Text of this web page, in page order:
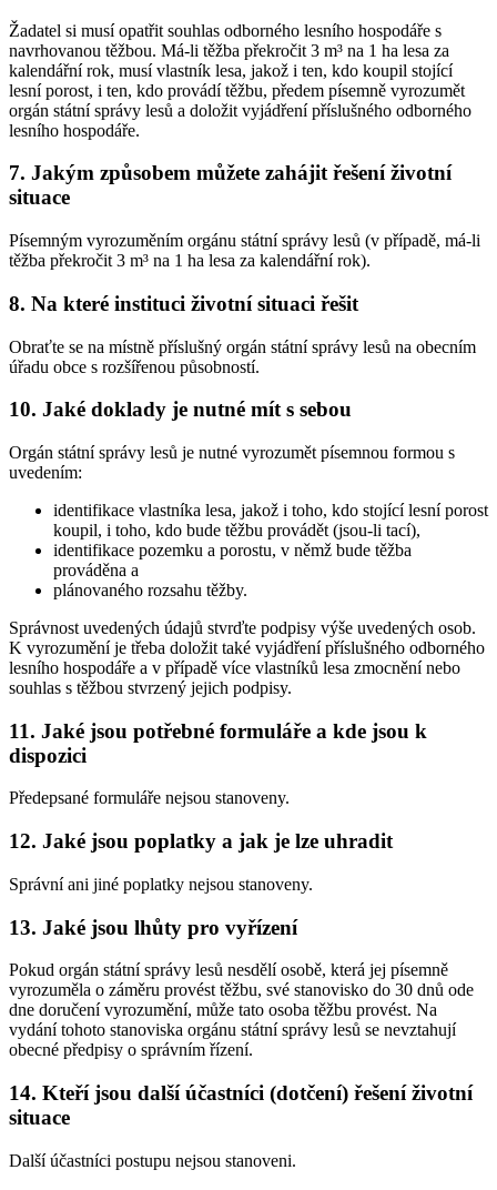
Žadatel si musí opatřit souhlas odborného lesního hospodáře s
navrhovanou těžbou. Má-li těžba překročit 3 m³ na 1 ha lesa za
kalendářní rok, musí vlastník lesa, jakož i ten, kdo koupil stojící
lesní porost, i ten, kdo provádí těžbu, předem písemně vyrozumět
orgán státní správy lesů a doložit vyjádření příslušného odborného
lesního hospodáře.
7. Jakým způsobem můžete zahájit řešení životní
situace
Písemným vyrozuměním orgánu státní správy lesů (v případě, má-li
těžba překročit 3 m³ na 1 ha lesa za kalendářní rok).
8. Na které instituci životní situaci řešit
Obraťte se na místně příslušný orgán státní správy lesů na obecním
úřadu obce s rozšířenou působností.
10. Jaké doklady je nutné mít s sebou
Orgán státní správy lesů je nutné vyrozumět písemnou formou s
uvedením:
identifikace vlastníka lesa, jakož i toho, kdo stojící lesní porost
koupil, i toho, kdo bude těžbu provádět (jsou-li tací),
identifikace pozemku a porostu, v němž bude těžba
prováděna a
plánovaného rozsahu těžby.
Správnost uvedených údajů stvrďte podpisy výše uvedených osob.
K vyrozumění je třeba doložit také vyjádření příslušného odborného
lesního hospodáře a v případě více vlastníků lesa zmocnění nebo
souhlas s těžbou stvrzený jejich podpisy.
11. Jaké jsou potřebné formuláře a kde jsou k
dispozici
Předepsané formuláře nejsou stanoveny.
12. Jaké jsou poplatky a jak je lze uhradit
Správní ani jiné poplatky nejsou stanoveny.
13. Jaké jsou lhůty pro vyřízení
Pokud orgán státní správy lesů nesdělí osobě, která jej písemně
vyrozuměla o záměru provést těžbu, své stanovisko do 30 dnů ode
dne doručení vyrozumění, může tato osoba těžbu provést. Na
vydání tohoto stanoviska orgánu státní správy lesů se nevztahují
obecné předpisy o správním řízení.
14. Kteří jsou další účastníci (dotčení) řešení životní
situace
Další účastníci postupu nejsou stanoveni.